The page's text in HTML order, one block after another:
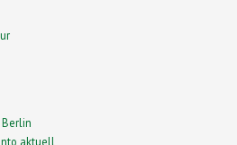
aktuell